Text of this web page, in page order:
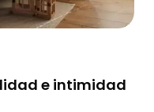
e intimidad